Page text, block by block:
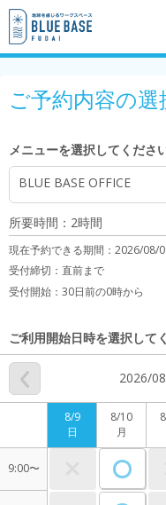
ご予約内容の選
メニューを選択してくださ
BLUE BASE OFFICE
所要時間：2時間
現在予約できる期間： 2026/08/
受付締切： 直前まで
受付開始： 30日前の0時から
ご利用開始日時を選択して
2026/
8/9
日
8/10
月
9:00〜